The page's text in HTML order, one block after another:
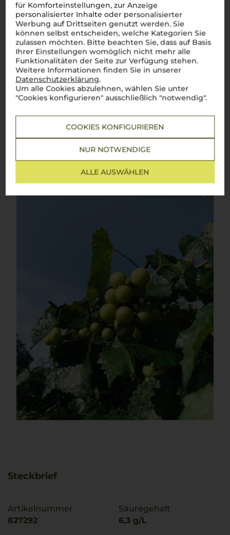
für Komforteinstellungen, zur Anzeige
personalisierter Inhalte oder personalisierter
Werbung auf Drittseiten genutzt werden. Sie
können selbst entscheiden, welche Kategorien Sie
zulassen möchten. Bitte beachten Sie, dass auf Basis
Ihrer Einstellungen womöglich nicht mehr alle
Funktionalitäten der Seite zur Verfügung stehen.
Weitere Informationen finden Sie in unserer
Datenschutzerklärung.
Um alle Cookies abzulehnen, wählen Sie unter
"Cookies konfigurieren" ausschließlich "notwendig".
COOKIES KONFIGURIEREN
NUR NOTWENDIGE
ALLE AUSWÄHLEN
Pecorino
Ein Klassiker der italienischen Weinkultur – frisch, lebendig
und voller Charakter
Pecorino– ein Name, der nicht nur für den berühmten Käse
steht, sondern auch für einenvino bianco, der die Seele
Italiens einfängt. Diese alte, autochthone Rebsorte, die in den
sanften Hügeln derMarche
als echter Schatz der italienischen Weinwelt. Mit seinen
intensiven Aromen von reifen Früchten, einer lebendigen
Frische und einer ausgewogenen Säure ist dieser Wein die
frutti di mare, leichtenantipastioder einem delikatenrisotto
bringt den eleganten Geschmack
Mehr Weine der Rebsorte Pecorino
Steckbrief
Artikelnummer
827292
Säuregehalt
6,3 g/L